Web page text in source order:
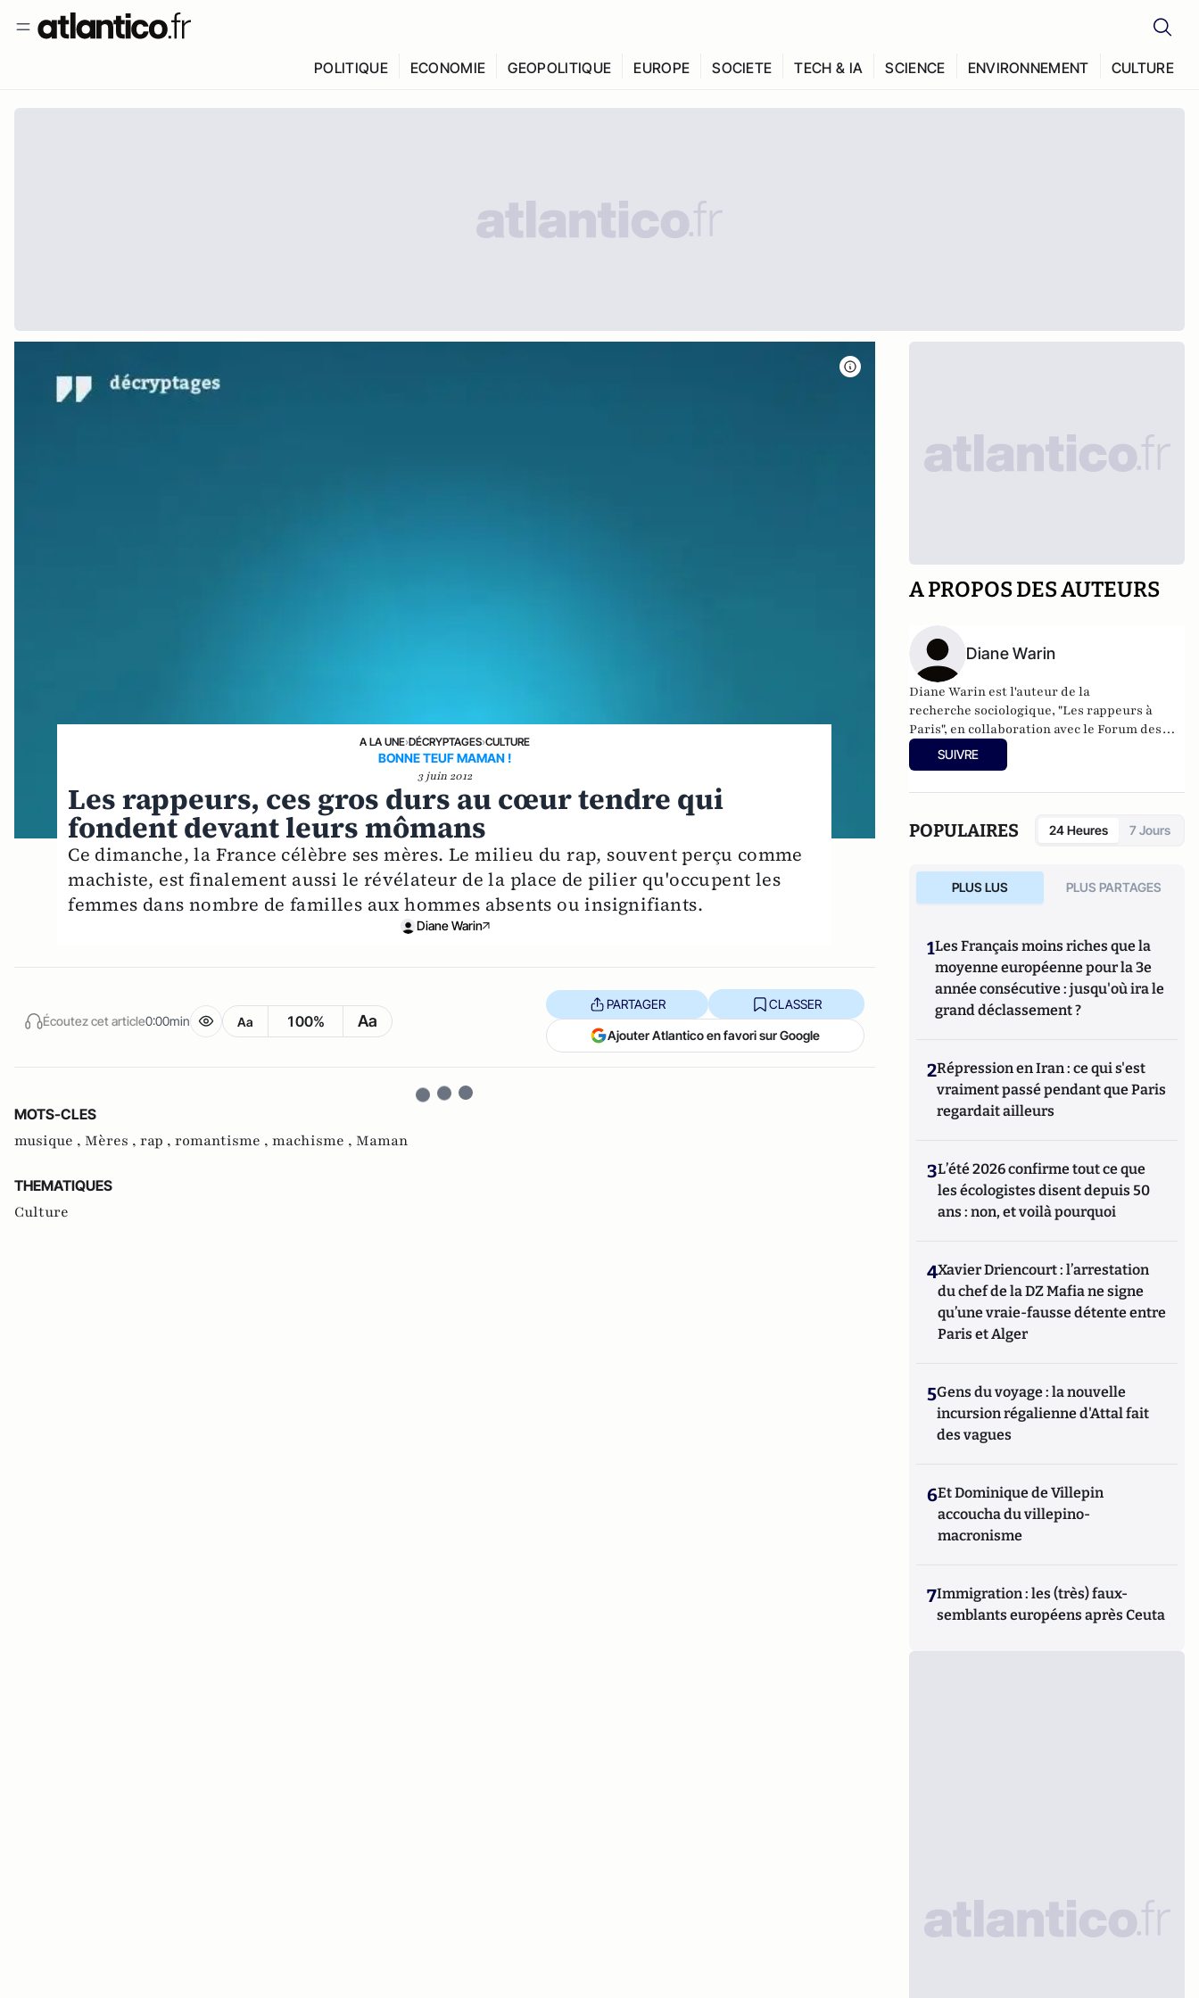
POLITIQUE ECONOMIE GEOPOLITIQUE EUROPE SOCIETE TECH & IA SCIENCE ENVIRONNEMENT CULTURE
A LA UNE›DÉCRYPTAGES›CULTURE
BONNE TEUF MAMAN !
3 juin 2012
Les rappeurs, ces gros durs au cœur tendre qui
fondent devant leurs mômans
Ce dimanche, la France célèbre ses mères. Le milieu du rap, souvent perçu comme
machiste, est finalement aussi le révélateur de la place de pilier qu'occupent les
femmes dans nombre de familles aux hommes absents ou insignifiants.
Diane Warin
Écoutez cet article0:00min Aa 100% Aa
PARTAGER CLASSER
Ajouter Atlantico en favori sur Google
MOTS-CLES
musique , Mères , rap , romantisme , machisme , Maman
THEMATIQUES
Culture
A PROPOS DES AUTEURS
Diane Warin
Diane Warin est l'auteur de la
recherche sociologique, "Les rappeurs à
Paris", en collaboration avec le Forum des
images.
SUIVRE
POPULAIRES 24 Heures 7 Jours
PLUS LUS PLUS PARTAGES
1Les Français moins riches que la
moyenne européenne pour la 3e
année consécutive : jusqu'où ira le
grand déclassement ?
2Répression en Iran : ce qui s'est
vraiment passé pendant que Paris
regardait ailleurs
3L’été 2026 confirme tout ce que
les écologistes disent depuis 50
ans : non, et voilà pourquoi
4Xavier Driencourt : l’arrestation
du chef de la DZ Mafia ne signe
qu’une vraie-fausse détente entre
Paris et Alger
5Gens du voyage : la nouvelle
incursion régalienne d'Attal fait
des vagues
6Et Dominique de Villepin
accoucha du villepino-
macronisme
7Immigration : les (très) faux-
semblants européens après Ceuta